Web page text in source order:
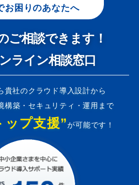
お困りのあなたへ
ご相談できます！
ライン相談窓口
貴社のクラウド導入設計から
構築・セキュリティ・運用まで
ップ支援” が可能です！